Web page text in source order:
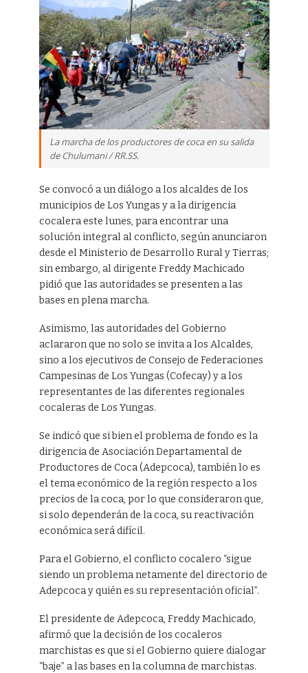
La marcha de los productores de coca en su salida
de Chulumani / RR.SS.
Se convocó a un diálogo a los alcaldes de los
municipios de Los Yungas y a la dirigencia
cocalera este lunes, para encontrar una
solución integral al conflicto, según anunciaron
desde el Ministerio de Desarrollo Rural y Tierras;
sin embargo, al dirigente Freddy Machicado
pidió que las autoridades se presenten a las
bases en plena marcha.
Asimismo, las autoridades del Gobierno
aclararon que no solo se invita a los Alcaldes,
sino a los ejecutivos de Consejo de Federaciones
Campesinas de Los Yungas (Cofecay) y a los
representantes de las diferentes regionales
cocaleras de Los Yungas.
Se indicó que si bien el problema de fondo es la
dirigencia de Asociación Departamental de
Productores de Coca (Adepcoca), también lo es
el tema económico de la región respecto a los
precios de la coca, por lo que consideraron que,
si solo dependerán de la coca, su reactivación
económica será difícil.
Para el Gobierno, el conflicto cocalero “sigue
siendo un problema netamente del directorio de
Adepcoca y quién es su representación oficial”.
El presidente de Adepcoca, Freddy Machicado,
afirmó que la decisión de los cocaleros
marchistas es que si el Gobierno quiere dialogar
“baje” a las bases en la columna de marchistas.